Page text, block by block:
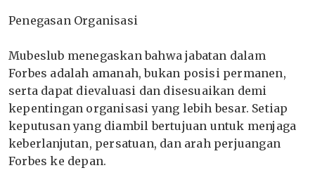
‎Penegasan Organisasi
‎Mubeslub menegaskan bahwa jabatan dalam
Forbes adalah amanah, bukan posisi permanen,
serta dapat dievaluasi dan disesuaikan demi
kepentingan organisasi yang lebih besar. Setiap
keputusan yang diambil bertujuan untuk menjaga
keberlanjutan, persatuan, dan arah perjuangan
Forbes ke depan.